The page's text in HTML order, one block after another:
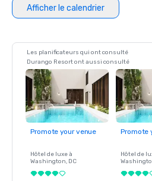
Afficher le calendrier
Les planificateurs qui ont consulté
Durango Resort ont aussi consulté
Promote your venue
Hôtel de luxe à
Washington, DC
Promote
Hôtel de